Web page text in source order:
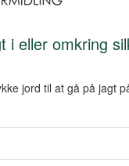
i eller omkring
jord til at gå på jagt